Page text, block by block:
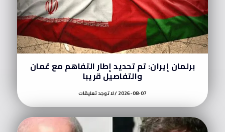
برلمان إيران: تم تحديد إطار التفاهم مع عُمان
والتفاصيل قريبا
2026-08-07 لا توجد تعليقات